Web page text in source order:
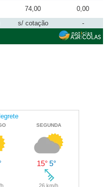
74,00
0,00
s/ cotação
-